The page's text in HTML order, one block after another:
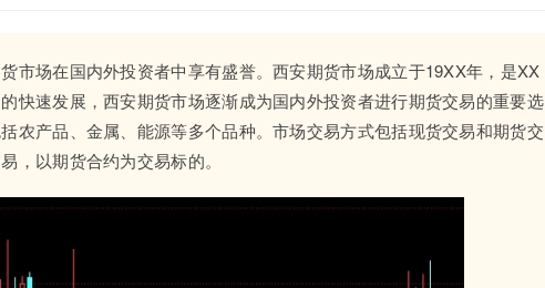
市场在国内外投资者中享有盛誉。西安期货市场成立于19XX年，是XX
快速发展，西安期货市场逐渐成为国内外投资者进行期货交易的重要选
农产品、金属、能源等多个品种。市场交易方式包括现货交易和期货交
，以期货合约为交易标的。